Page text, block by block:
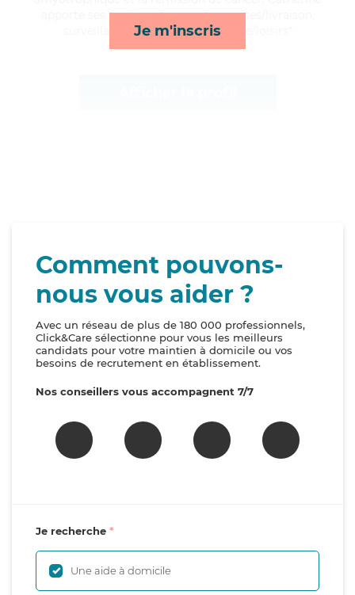
Je m'inscris
apporte ses services de rappels, courses/livraison,
surveillance de nuit et compagnie/loisirs*
Comment pouvons-
nous vous aider ?
Avec un réseau de plus de 180 000 professionnels,
Click&Care sélectionne pour vous les meilleurs
candidats pour votre maintien à domicile ou vos
besoins de recrutement en établissement.
Nos conseillers vous accompagnent 7/7
Je recherche
Une aide à domicile